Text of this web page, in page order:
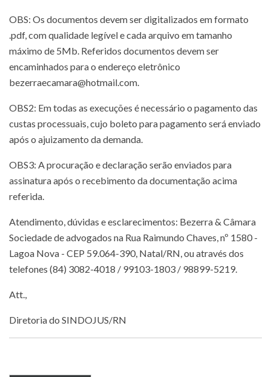
OBS: Os documentos devem ser digitalizados em formato
.pdf, com qualidade legível e cada arquivo em tamanho
máximo de 5Mb. Referidos documentos devem ser
encaminhados para o endereço eletrônico
bezerraecamara@hotmail.com.
OBS2: Em todas as execuções é necessário o pagamento das
custas processuais, cujo boleto para pagamento será enviado
após o ajuizamento da demanda.
OBS3: A procuração e declaração serão enviados para
assinatura após o recebimento da documentação acima
referida.
Atendimento, dúvidas e esclarecimentos: Bezerra & Câmara
Sociedade de advogados na Rua Raimundo Chaves, nº 1580 -
Lagoa Nova - CEP 59.064-390, Natal/RN, ou através dos
telefones (84) 3082-4018 / 99103-1803 / 98899-5219.
Att.,
Diretoria do SINDOJUS/RN